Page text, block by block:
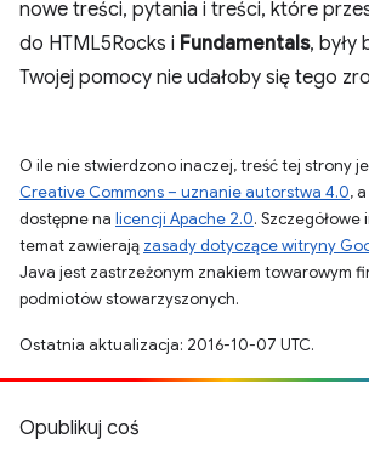
nowe treści, pytania i treści, które
do HTML5Rocks i Fundamentals, były
Twojej pomocy nie udałoby się tego
O ile nie stwierdzono inaczej, treść tej strony
Creative Commons – uznanie autorstwa 4.0,
dostępne na licencji Apache 2.0.
temat zawierają zasady dotyczące witryny
Java jest zastrzeżonym znakiem towarowym
podmiotów stowarzyszonych.
Ostatnia aktualizacja: 2016-10-07 UTC.
Opublikuj coś